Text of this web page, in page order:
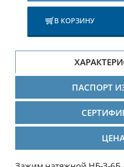
В КОРЗИНУ
ПАСПОРТ